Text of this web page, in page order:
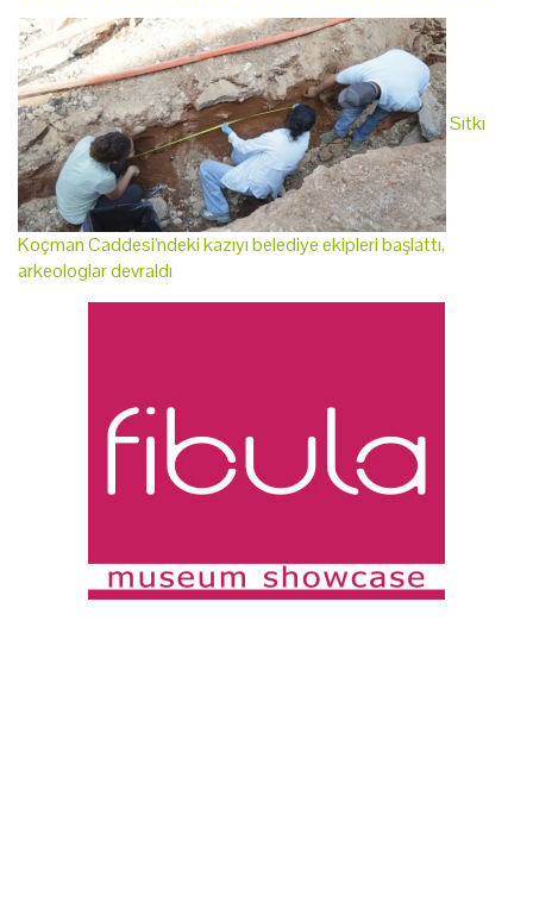
Sıtkı
Koçman Caddesi'ndeki kazıyı belediye ekipleri başlattı,
arkeologlar devraldı